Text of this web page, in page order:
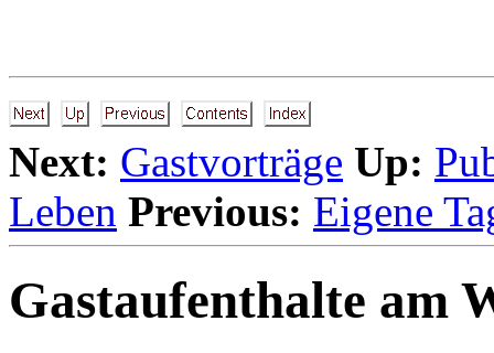
Next: Gastvorträge Up:
Leben Previous: Eigene
Gastaufenthalte am